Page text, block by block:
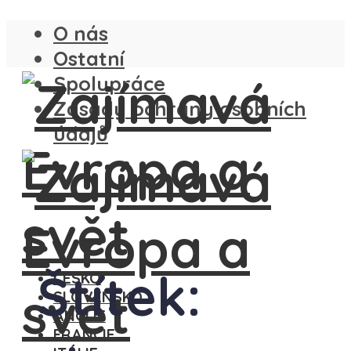
O nás
Ostatní
Spolupráce
Zásady ochrany osobních
údajů
ČESKO
SLOVENSKO
ANGLIE
FRANCIE
Štítek: